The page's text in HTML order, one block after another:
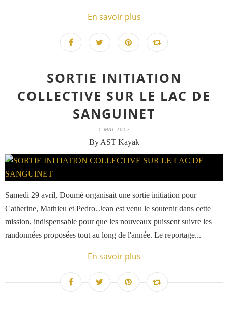
En savoir plus
SORTIE INITIATION
COLLECTIVE SUR LE LAC DE
SANGUINET
1 MAI 2017
By AST Kayak
Samedi 29 avril, Doumé organisait une sortie initiation pour
Catherine, Mathieu et Pedro. Jean est venu le soutenir dans cette
mission, indispensable pour que les nouveaux puissent suivre les
randonnées proposées tout au long de l'année. Le reportage...
En savoir plus